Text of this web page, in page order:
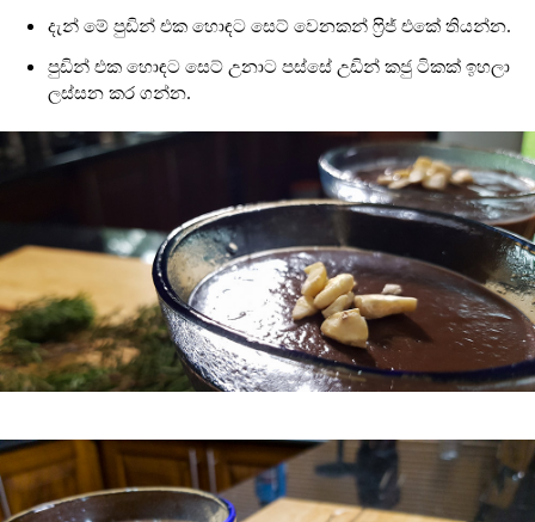
දැන් මේ පුඩින් එක හොඳට සෙට් වෙනකන් ෆ්‍රිජ් එකේ තියන්න.
පුඩින් එක හොඳට සෙට් උනාට පස්සේ උඩින් කජු ටිකක් ඉහලා
ලස්සන කර ගන්න.